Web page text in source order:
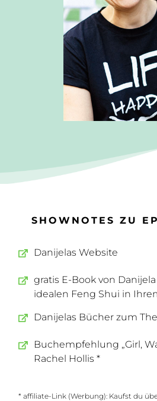
SHOWNOTES ZU
Danijelas Website
gratis E-Book von
idealen Feng Shui in
Danijelas Bücher zum
Buchempfehlung „Girl,
Rachel Hollis *
* affiliate-Link (Werbung): Kaufst du